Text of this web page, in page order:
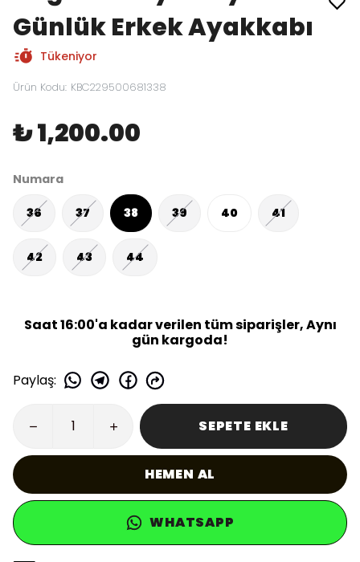
Günlük Erkek Ayakkabı
Tükeniyor
Ürün Kodu: KBC229500681338
₺ 1,200.00
Numara
36 37 38 39 40 41
42 43 44
Saat 16:00'a kadar verilen tüm siparişler, Aynı
gün kargoda!
Paylaş:
SEPETE EKLE
HEMEN AL
WHATSAPP